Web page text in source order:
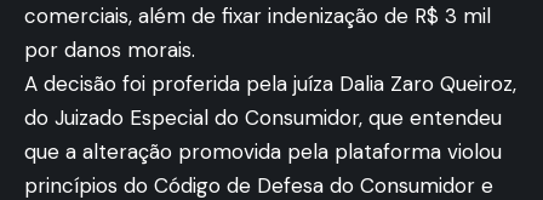
comerciais, além de fixar indenização de R$ 3 mil
por danos morais.
A decisão foi proferida pela juíza Dalia Zaro Queiroz,
do Juizado Especial do Consumidor, que entendeu
que a alteração promovida pela plataforma violou
princípios do Código de Defesa do Consumidor e